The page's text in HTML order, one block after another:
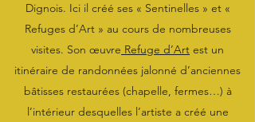
Dignois. Ici il créé ses « Sentinelles » et «
Refuges d’Art » au cours de nombreuses
visites. Son œuvre Refuge d’Art est un
itinéraire de randonnées jalonné d’anciennes
bâtisses restaurées (chapelle, fermes…) à
l’intérieur desquelles l’artiste a créé une